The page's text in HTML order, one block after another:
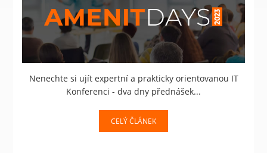
Nenechte si ujít expertní a prakticky orientovanou IT
Konferenci - dva dny přednášek...
CELÝ ČLÁNEK